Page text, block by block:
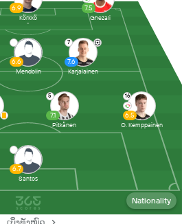
Nationality
6.7
Santos
5
7.1
Pitkänen
16
6.5
O. Kemppainen
6.6
Mendolin
7
7.6
Karjalainen
6.9
Körkkö
7.5
Ghezali